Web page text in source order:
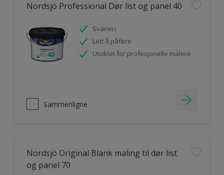
Nordsjö Professional Dør list og panel 40
Svanen
Lett å påføre
Utviklet for profesjonelle malere
Sammenligne
Nordsjö Original Blank maling til dør list
og panel 70